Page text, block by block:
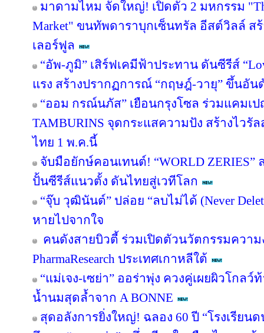
มาดามไหม จัดใหญ่! เปิดตัว 2 มหกรรม
Market" ขนทัพดาราบุกเซ็นทรัล อีสต์วิลล์
เลอร์ฟูล
“อัพ-ภูมิ” เสิร์ฟเคมีฟ้าประทาน ดันซีรีส์
แรง สร้างปรากฏการณ์ “กฤษฎ์-วายุ” ขึ้นอั
“ออม กรณ์นภัส” เยือนกรุงโซล ร่วมแคมเป
TAMBURINS จุดกระแสความปัง สร้างไวรั
ไทย 1 พ.ค.นี้
จับมือยักษ์คอนเทนต์! “WORLD ZERIES”
ปั้นซีรีส์แนวตั้ง ดันไทยสู่เวทีโลก
“จุ๊บ วุฒินันต์” ปล่อย “ลบไม่ได้ (Never
หายไปจากใจ
คนดังสายบิวตี้ ร่วมเปิดตัวนวัตกรรมควา
PharmaResearch ประเทศเกาหลีใต้
“แม่เจง-เซย่า” ออร่าพุ่ง ควงคู่เผยผิวโกล
น้ำนมสุดล้ำจาก A BONNE
สุดอลังการยิ่งใหญ่! ฉลอง 60 ปี “โรงเรีย